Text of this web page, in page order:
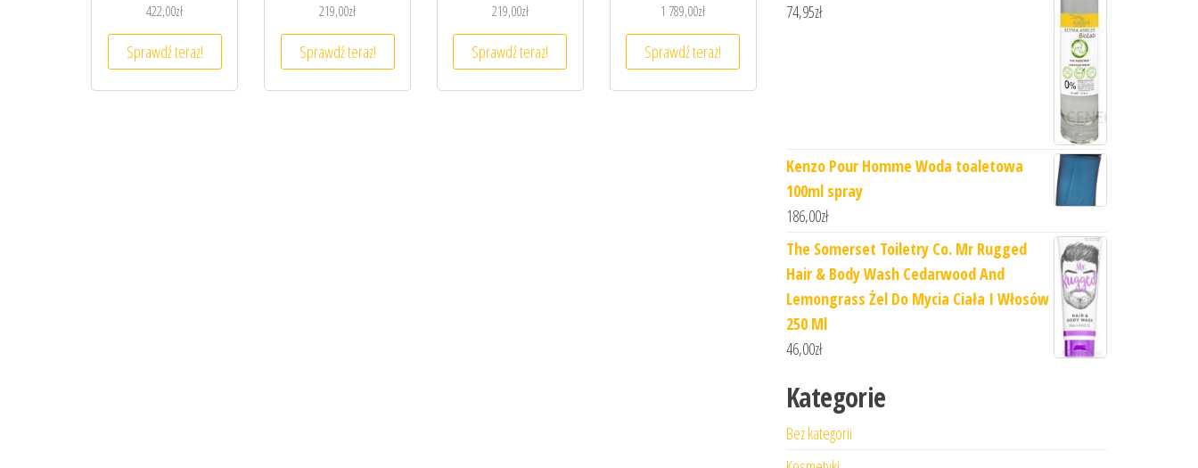
422,00zł
Sprawdź teraz!
219,00zł
Sprawdź teraz!
219,00zł
Sprawdź teraz!
1 789,00zł
Sprawdź teraz!
74,95zł
Kenzo Pour Homme Woda toaletowa
100ml spray
186,00zł
The Somerset Toiletry Co. Mr Rugged
Hair & Body Wash Cedarwood And
Lemongrass Żel Do Mycia Ciała I Włosów
250 Ml
46,00zł
Kategorie
Bez kategorii